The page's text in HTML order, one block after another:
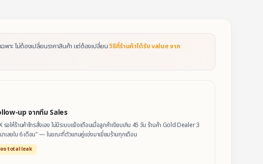
าะ ไม่ต้องเปลี่ยนราคาสินค้า แต่ต้องเปลี่ยนวิธีที่ร้านค้าได้รับ value จาก
up จากทีม Sales
อให้ร้านค้าโทรสั่งเอง ไม่มีระบบแจ้งเตือนเมื่อลูกค้าเงียบเกิน 45 วัน ร้านค้า Gold Dealer 3
มาเลยใน 6 เดือน" — ในขณะที่ตัวแทนคู่แข่งมาเยี่ยมร้านทุกเดือน
อง total leak